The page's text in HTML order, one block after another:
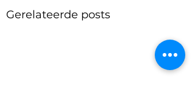
Gerelateerde posts